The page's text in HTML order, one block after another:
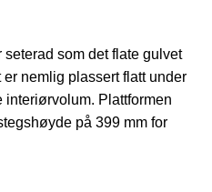
som det flate gulvet
nemlig plassert flatt under
interiørvolum. Plattformen
på 399 mm for